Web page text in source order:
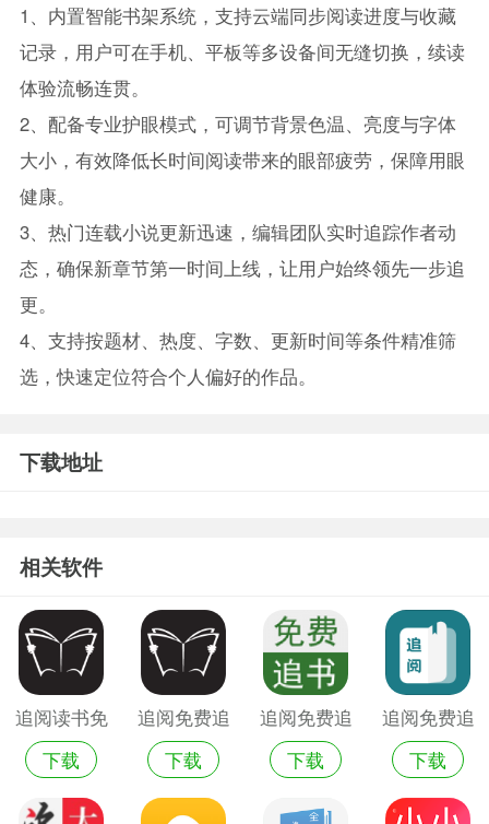
1、内置智能书架系统，支持云端同步阅读进度与收藏
记录，用户可在手机、平板等多设备间无缝切换，续读
体验流畅连贯。
2、配备专业护眼模式，可调节背景色温、亮度与字体
大小，有效降低长时间阅读带来的眼部疲劳，保障用眼
健康。
3、热门连载小说更新迅速，编辑团队实时追踪作者动
态，确保新章节第一时间上线，让用户始终领先一步追
更。
4、支持按题材、热度、字数、更新时间等条件精准筛
选，快速定位符合个人偏好的作品。
下载地址
相关软件
追阅读书免
费追书
下载
追阅免费追
书版
下载
追阅免费追
书小说阅读
器
下载
追阅免费追
书小说app
下载